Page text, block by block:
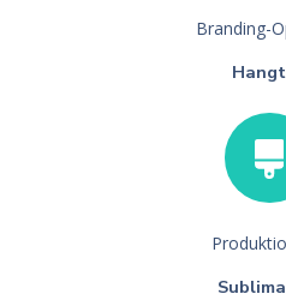
Branding-